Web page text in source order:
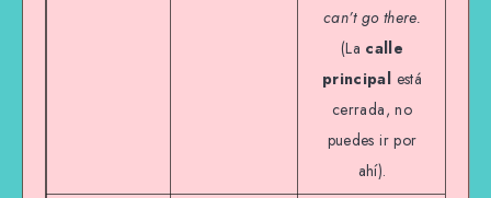
can’t go there.
(La calle
principal está
cerrada, no
puedes ir por
ahí).